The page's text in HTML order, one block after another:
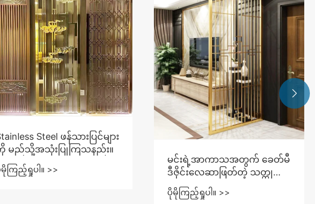
Steel ဖန်သားပြင်များ
မည်သို့အသုံးပြုကြသနည်း။
ကြည့်ရှုပါ။ >>
မင်းရဲ့အာကာသအတွက် ခေတ်မီ
ဒီဇိုင်းလေဆာဖြတ်တဲ့ သတ္တု
သီးခြားစခရင်တွေကို ဘာ
ကြောင့်ရွေးချယ်တာလဲ။
ပိုမိုကြည့်ရှုပါ။ >>
